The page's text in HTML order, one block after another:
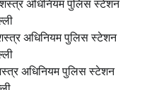
अधिनियम पुलिस स्टेशन
अधिनियम पुलिस स्टेशन
अधिनियम पुलिस स्टेशन